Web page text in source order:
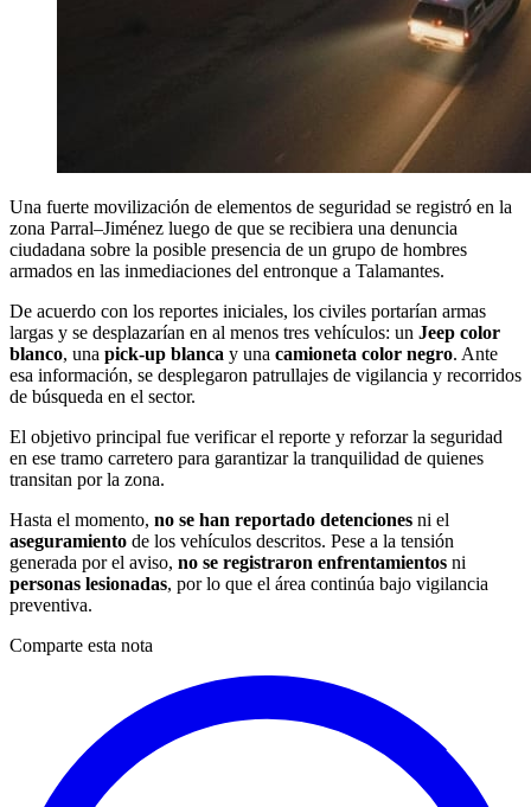
Una fuerte movilización de elementos de seguridad se registró en la
zona Parral–Jiménez luego de que se recibiera una denuncia
ciudadana sobre la posible presencia de un grupo de hombres
armados en las inmediaciones del entronque a Talamantes.
De acuerdo con los reportes iniciales, los civiles portarían armas
largas y se desplazarían en al menos tres vehículos: un Jeep color
blanco, una pick-up blanca y una camioneta color negro. Ante
esa información, se desplegaron patrullajes de vigilancia y recorridos
de búsqueda en el sector.
El objetivo principal fue verificar el reporte y reforzar la seguridad
en ese tramo carretero para garantizar la tranquilidad de quienes
transitan por la zona.
Hasta el momento, no se han reportado detenciones ni el
aseguramiento de los vehículos descritos. Pese a la tensión
generada por el aviso, no se registraron enfrentamientos ni
personas lesionadas, por lo que el área continúa bajo vigilancia
preventiva.
Comparte esta nota